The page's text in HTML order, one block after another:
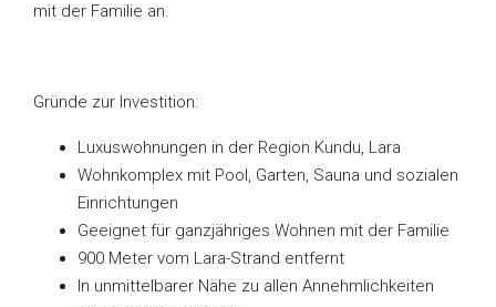
mit der Familie an.
Gründe zur Investition:
Luxuswohnungen in der Region Kundu, Lara
Wohnkomplex mit Pool, Garten, Sauna und sozialen
Einrichtungen
Geeignet für ganzjähriges Wohnen mit der Familie
900 Meter vom Lara-Strand entfernt
In unmittelbarer Nähe zu allen Annehmlichkeiten